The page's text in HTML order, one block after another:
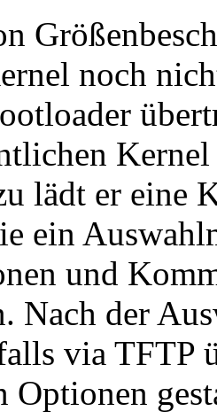
noch
lädt er eine
ein
und
Nach der
via TFTP
Optionen